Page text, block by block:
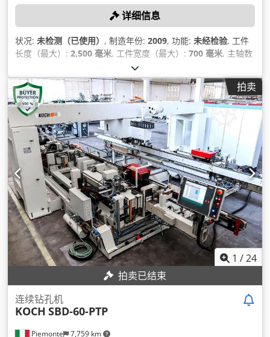
详细信息
状况: 未检测（已使用） , 制造年份: 2009, 功能: 未经检验, 工件
长度（最大）: 2,500 毫米, 工件宽度（最大）: 700 毫米, 主轴数
拍卖
1 /24
拍卖已结束
Piemonte 7,759 km
连续钻孔机
KOCH SBD-60-PTP